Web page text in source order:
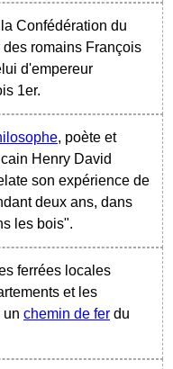
Confédération du
romains François
d'empereur
1er.
, poète et
Henry David
son expérience de
deux ans, dans
les bois".
ferrées locales
et les
un chemin de fer du